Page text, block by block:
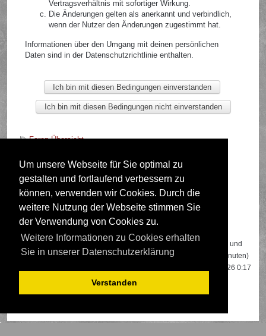
Um unsere Webseite für Sie optimal zu
gestalten und fortlaufend verbessern zu
können, verwenden wir Cookies. Durch die
weitere Nutzung der Webseite stimmen Sie
der Verwendung von Cookies zu.
Weitere Informationen zu Cookies erhalten
Sie in unserer Datenschutzerklärung
Verstanden
Vertragsverhältnis mit sofortiger Wirkung.
Die Änderungen gelten als anerkannt und verbindlich,
wenn der Nutzer den Änderungen zugestimmt hat.
Informationen über den Umgang mit deinen persönlichen
Daten sind in der Datenschutzrichtlinie enthalten.
Foren-Übersicht
Deutsche Übersetzung durchphpBB.de
Wer ist online?
Insgesamt sind564Besucher online: 2 registrierte, 0 unsichtbare und
562 Gäste (basierend auf den aktiven Besuchern der letzten 5 Minuten)
Besuchern, die am 13.04.2026 0:17
gleichzeitig online waren.